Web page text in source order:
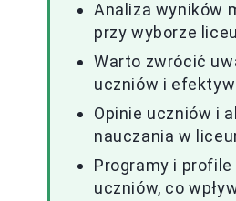
Analiza wyników
przy wyborze
Warto zwrócić
uczniów i
Opinie uczniów i
nauczania w
Programy i
uczniów, co